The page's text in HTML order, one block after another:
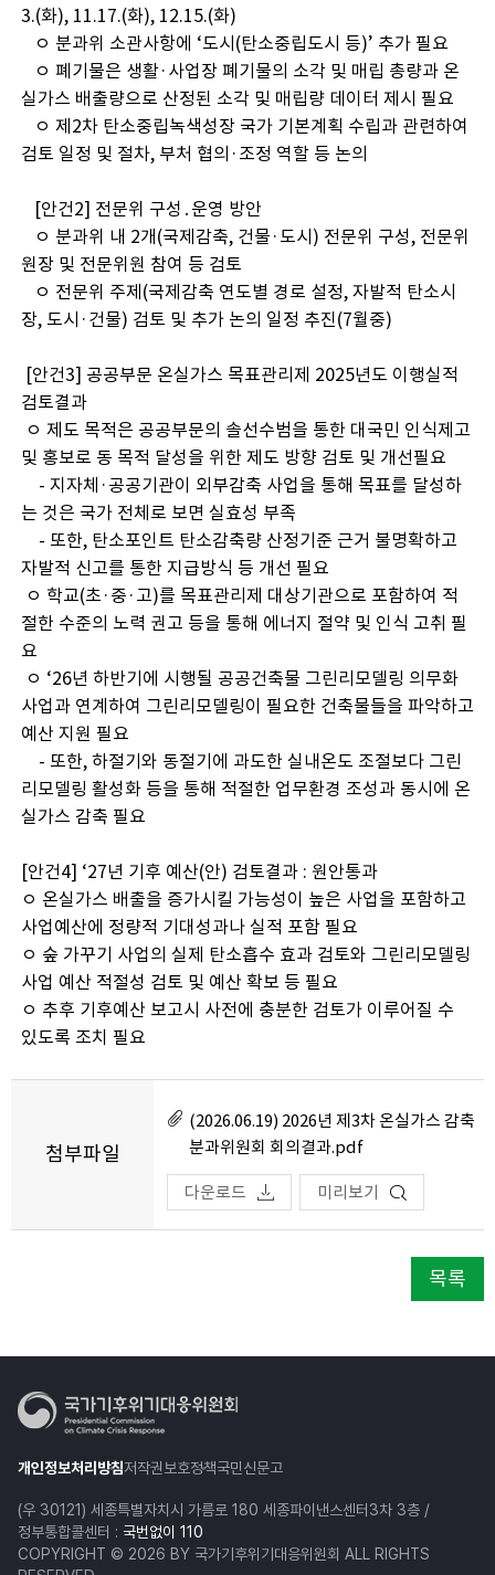
3.(화), 11.17.(화), 12.15.(화)
ㅇ 분과위 소관사항에 ‘도시(탄소중립도시 등)’ 추가 필요
ㅇ 폐기물은 생활·사업장 폐기물의 소각 및 매립 총량과 온
실가스 배출량으로 산정된 소각 및 매립량 데이터 제시 필요
ㅇ 제2차 탄소중립녹색성장 국가 기본계획 수립과 관련하여
검토 일정 및 절차, 부처 협의·조정 역할 등 논의
[안건2] 전문위 구성․운영 방안
ㅇ 분과위 내 2개(국제감축, 건물·도시) 전문위 구성, 전문위
원장 및 전문위원 참여 등 검토
ㅇ 전문위 주제(국제감축 연도별 경로 설정, 자발적 탄소시
장, 도시·건물) 검토 및 추가 논의 일정 추진(7월중)
[안건3] 공공부문 온실가스 목표관리제 2025년도 이행실적
검토결과
ㅇ 제도 목적은 공공부문의 솔선수범을 통한 대국민 인식제고
및 홍보로 동 목적 달성을 위한 제도 방향 검토 및 개선필요
- 지자체·공공기관이 외부감축 사업을 통해 목표를 달성하
는 것은 국가 전체로 보면 실효성 부족
- 또한, 탄소포인트 탄소감축량 산정기준 근거 불명확하고
자발적 신고를 통한 지급방식 등 개선 필요
ㅇ 학교(초·중·고)를 목표관리제 대상기관으로 포함하여 적
절한 수준의 노력 권고 등을 통해 에너지 절약 및 인식 고취 필
요
ㅇ ‘26년 하반기에 시행될 공공건축물 그린리모델링 의무화
사업과 연계하여 그린리모델링이 필요한 건축물들을 파악하고
예산 지원 필요
- 또한, 하절기와 동절기에 과도한 실내온도 조절보다 그린
리모델링 활성화 등을 통해 적절한 업무환경 조성과 동시에 온
실가스 감축 필요
[안건4] ‘27년 기후 예산(안) 검토결과 : 원안통과
ㅇ 온실가스 배출을 증가시킬 가능성이 높은 사업을 포함하고
사업예산에 정량적 기대성과나 실적 포함 필요
ㅇ 숲 가꾸기 사업의 실제 탄소흡수 효과 검토와 그린리모델링
사업 예산 적절성 검토 및 예산 확보 등 필요
ㅇ 추후 기후예산 보고시 사전에 충분한 검토가 이루어질 수
있도록 조치 필요
첨부파일
(2026.06.19) 2026년 제3차 온실가스 감축
분과위원회 회의결과.pdf
다운로드 미리보기
목록
개인정보처리방침저작권보호정책국민신문고
(우 30121) 세종특별자치시 가름로 180 세종파이낸스센터3차 3층 /
정부통합콜센터 : 국번없이 110
COPYRIGHT © 2026 BY 국가기후위기대응위원회 ALL RIGHTS